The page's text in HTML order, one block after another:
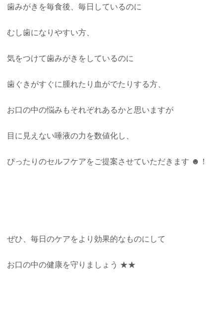
歯みがきを毎食後、毎日しているのに
むし歯になりやすい方、
気をつけて歯みがきをしているのに
歯ぐきがすぐに腫れたり血がでたりする方、
お口の中の悩みもそれぞれあるかと思いますが
目に見えない唾液の力を数値化し、
ぴったりのセルフケアをご提案させていただきます ☻！
ぜひ、毎日のケアをより効果的なものにして
お口の中の健康を守りましょう ★★